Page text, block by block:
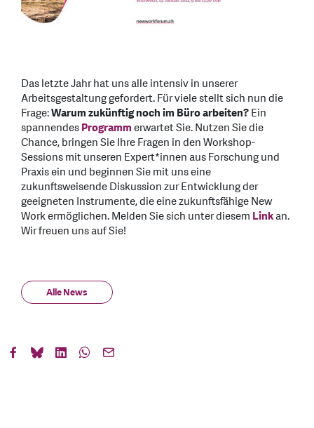
Das letzte Jahr hat uns alle intensiv in unserer
Arbeitsgestaltung gefordert. Für viele stellt sich nun die
Frage:Warum zukünftig noch im Büro arbeiten?Ein
spannendesProgrammerwartet Sie. Nutzen Sie die
Chance, bringen Sie Ihre Fragen in den Workshop-
Sessions mit unseren Expert*innen aus Forschung und
Praxis ein und beginnen Sie mit uns eine
zukunftsweisende Diskussion zur Entwicklung der
geeigneten Instrumente, die eine zukunftsfähige New
Work ermöglichen. Melden Sie sich unter diesem Linkan.
Wir freuen uns auf Sie!
Alle News